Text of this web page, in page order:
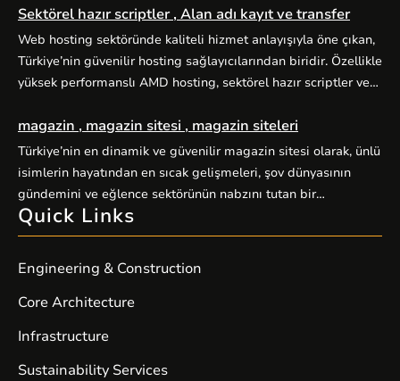
eksiksiz evrak hazırlığı ve zamanında randevu planlaması
başarıyı doğrudan etkiler. Alo Vize Randevu (alovizerandevu
), Ankara merkezli profesyonel vize danışmanlığı hizmetiyle
bu süreci sizin için kolaylaştırır. […]
Sektörel hazır scriptler , Alan adı kayıt ve transfer
Web hosting sektöründe kaliteli hizmet anlayışıyla öne çıkan,
Türkiye’nin güvenilir hosting sağlayıcılarından biridir. Özellikle
yüksek performanslı AMD hosting, sektörel hazır scriptler ve
sunuyor. Yüksek performanslı AMD hosting paketleri, güçlü
AMD EPYC işlemciler ve NVMe SSD disklerle donatılmış
sunucular üzerine kuruludur. E-ticaret siteleri, kurumsal web
siteleri, bloglar ve yüksek […]
magazin , magazin sitesi , magazin siteleri
Türkiye’nin en dinamik ve güvenilir magazin sitesi olarak, ünlü
isimlerin hayatından en sıcak gelişmeleri, şov dünyasının
gündemini ve eğlence sektörünün nabzını tutan bir
platformdur. Magazin severlerin ilk adresi olan sitemiz,
kaliteli içerik üretimiyle fark yaratıyor. Güncel haberler, özel
sizleri ekrandan uzaklaştıramayacağınız bir içerik dünyasına
davet ediyor. Magazin […]
Quick Links
Engineering & Construction
Core Architecture
Infrastructure
Sustainability Services